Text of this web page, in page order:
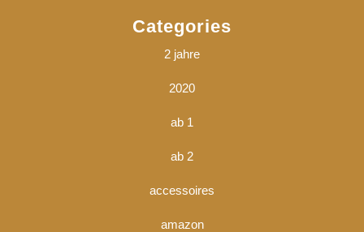
Categories
2 jahre
2020
ab 1
ab 2
accessoires
amazon